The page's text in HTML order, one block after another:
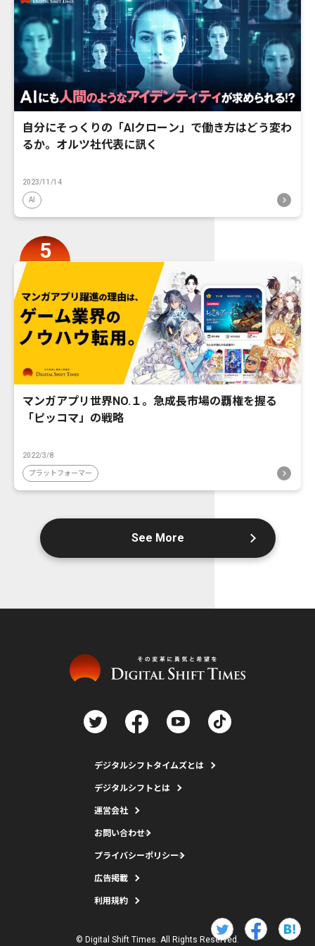
自分にそっくりの「AIクローン」で働き方はどう変わ
るか。オルツ社代表に訊く
2023/11/14
AI
マンガアプリ世界NO.１。急成長市場の覇権を握る
「ピッコマ」の戦略
2022/3/8
プラットフォーマー
See More
デジタルシフトタイムズとは
デジタルシフトとは
運営会社
お問い合わせ
プライバシーポリシー
広告掲載
利用規約
© Digital Shift Times. All Rights Reserved.